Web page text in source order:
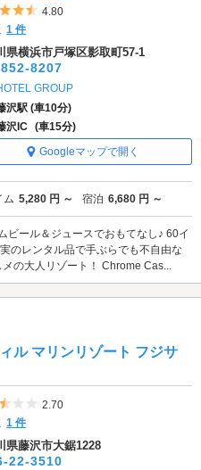
5つ星のうち4.5
4.80
1 件
県横浜市戸塚区影取町57-1
8207
GROUP
沢駅 (車10分)
沢IC (車15分)
Googleマップで開く
ム 5,280 円 ～ 宿泊 6,680 円 ～
ビール＆ジュースでおもてなし♪ 60イ
のレンタル品で手ぶらでも不自由な
の大人リゾート！ Chrome Cas...
ル マリンリゾート フジサ
5つ星のうち2.5
2.70
1 件
県藤沢市大鋸1228
22-3510